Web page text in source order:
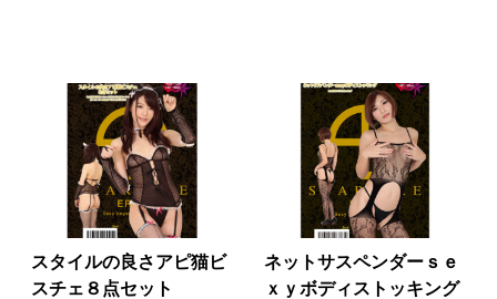
スタイルの良さアピ猫ビ
スチェ８点セット
ネットサスペンダーｓｅ
ｘｙボディストッキング